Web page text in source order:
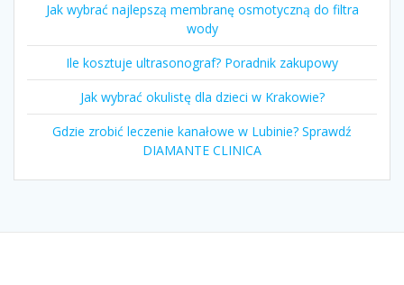
Jak wybrać najlepszą membranę osmotyczną do filtra
wody
Ile kosztuje ultrasonograf? Poradnik zakupowy
Jak wybrać okulistę dla dzieci w Krakowie?
Gdzie zrobić leczenie kanałowe w Lubinie? Sprawdź
DIAMANTE CLINICA